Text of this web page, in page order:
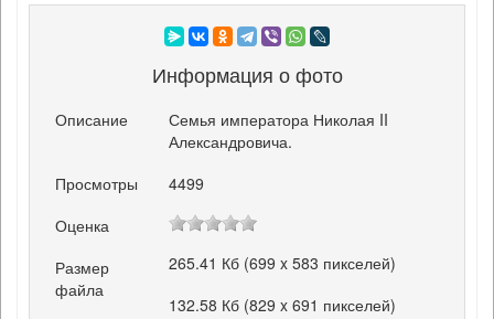
Информация о фото
Описание
Семья императора Николая II
Александровича.
Просмотры
4499
Оценка
Размер
файла
265.41 Кб (699 x 583 пикселей)
132.58 Кб (829 x 691 пикселей)